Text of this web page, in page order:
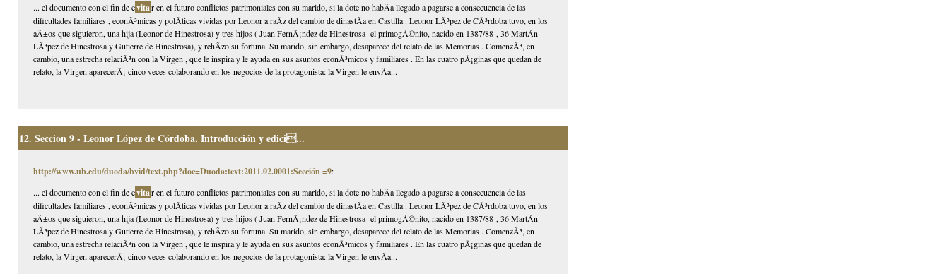
... el documento con el fin de evitar en el futuro conflictos patrimoniales con su marido, si la dote no habÃ­a llegado a pagarse a consecuencia de las
dificultades familiares , econÃ³micas y polÃ­ticas vividas por Leonor a raÃ­z del cambio de dinastÃ­a en Castilla . Leonor LÃ³pez de CÃ³rdoba tuvo, en los
aÃ±os que siguieron, una hija (Leonor de Hinestrosa) y tres hijos ( Juan FernÃ¡ndez de Hinestrosa -el primogÃ©nito, nacido en 1387/88-, 36 MartÃ­n
LÃ³pez de Hinestrosa y Gutierre de Hinestrosa), y rehÃ­zo su fortuna. Su marido, sin embargo, desaparece del relato de las Memorias . ComenzÃ³, en
cambio, una estrecha relaciÃ³n con la Virgen , que le inspira y le ayuda en sus asuntos econÃ³micos y familiares . En las cuatro pÃ¡ginas que quedan de
relato, la Virgen aparecerÃ¡ cinco veces colaborando en los negocios de la protagonista: la Virgen le envÃ­a...
12. Seccion 9 - Leonor López de Córdoba. Introducción y edici...
http://www.ub.edu/duoda/bvid/text.php?doc=Duoda:text:2011.02.0001:Sección =9:
... el documento con el fin de evitar en el futuro conflictos patrimoniales con su marido, si la dote no habÃ­a llegado a pagarse a consecuencia de las
dificultades familiares , econÃ³micas y polÃ­ticas vividas por Leonor a raÃ­z del cambio de dinastÃ­a en Castilla . Leonor LÃ³pez de CÃ³rdoba tuvo, en los
aÃ±os que siguieron, una hija (Leonor de Hinestrosa) y tres hijos ( Juan FernÃ¡ndez de Hinestrosa -el primogÃ©nito, nacido en 1387/88-, 36 MartÃ­n
LÃ³pez de Hinestrosa y Gutierre de Hinestrosa), y rehÃ­zo su fortuna. Su marido, sin embargo, desaparece del relato de las Memorias . ComenzÃ³, en
cambio, una estrecha relaciÃ³n con la Virgen , que le inspira y le ayuda en sus asuntos econÃ³micos y familiares . En las cuatro pÃ¡ginas que quedan de
relato, la Virgen aparecerÃ¡ cinco veces colaborando en los negocios de la protagonista: la Virgen le envÃ­a...